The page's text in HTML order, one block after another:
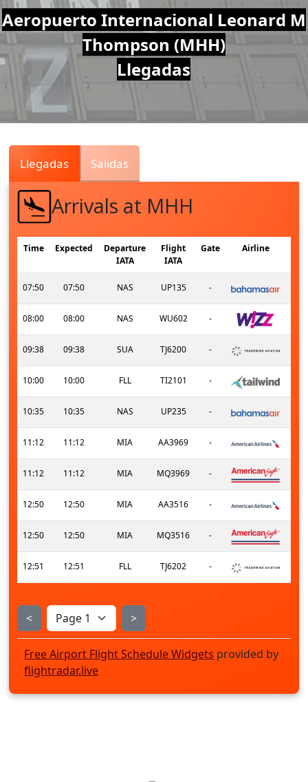
Air
Traffic
Live
Aeropuerto Internacional Leonard M
Thompson (MHH)
Llegadas
Llegadas Salidas
Arrivals at MHH
Time Expected
Departure
IATA
Flight
IATA
Gate Airline
07:50 07:50 NAS UP135 -
08:00 08:00 NAS WU602 -
09:38 09:38 SUA TJ6200 -
10:00 10:00 FLL TI2101 -
10:35 10:35 NAS UP235 -
11:12 11:12 MIA AA3969 -
11:12 11:12 MIA MQ3969 -
12:50 12:50 MIA AA3516 -
12:50 12:50 MIA MQ3516 -
12:51 12:51 FLL TJ6202 -
< >
Free Airport Flight Schedule Widgets provided by
flightradar.live